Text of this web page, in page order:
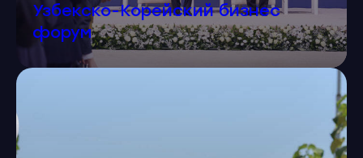
Узбекско-Корейский бизнес
форум